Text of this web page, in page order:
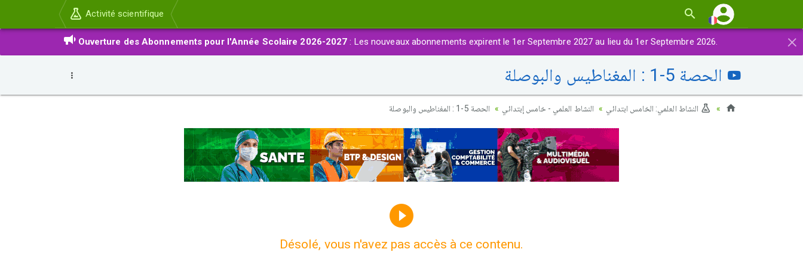
Activité scientifique
×
Ouverture des Abonnements pour l'Année Scolaire 2026-2027 : Les nouveaux abonnements expirent le 1er Septembre 2027 au lieu du 1er Septembre 2026.
الحصة 5-1 : المغناطيس والبوصلة
النشاط العلمي: الخامس ابتدائي النشاط العلمي - خامس إبتدائي الحصة 5-1 : المغناطيس والبوصلة
Désolé, vous n'avez pas accès à ce contenu.